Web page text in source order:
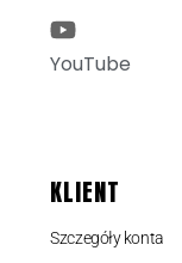
YouTube
KLIENT
Szczegóły konta